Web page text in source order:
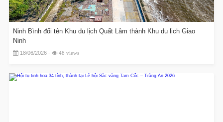
Ninh Bình đổi tên Khu du lịch Quất Lâm thành Khu du lịch Giao
Ninh
18/06/2026 - 48 views